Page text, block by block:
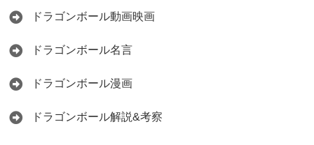
ドラゴンボール動画映画
ドラゴンボール名言
ドラゴンボール漫画
ドラゴンボール解説&考察